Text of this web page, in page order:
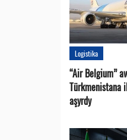
Logistika
“Air Belgium”
Türkmenistana
aşyrdy